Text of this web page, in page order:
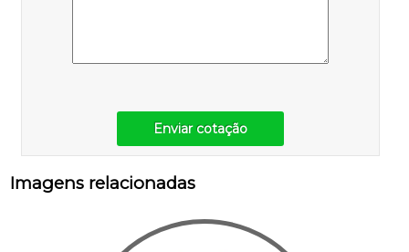
Enviar cotação
Imagens relacionadas